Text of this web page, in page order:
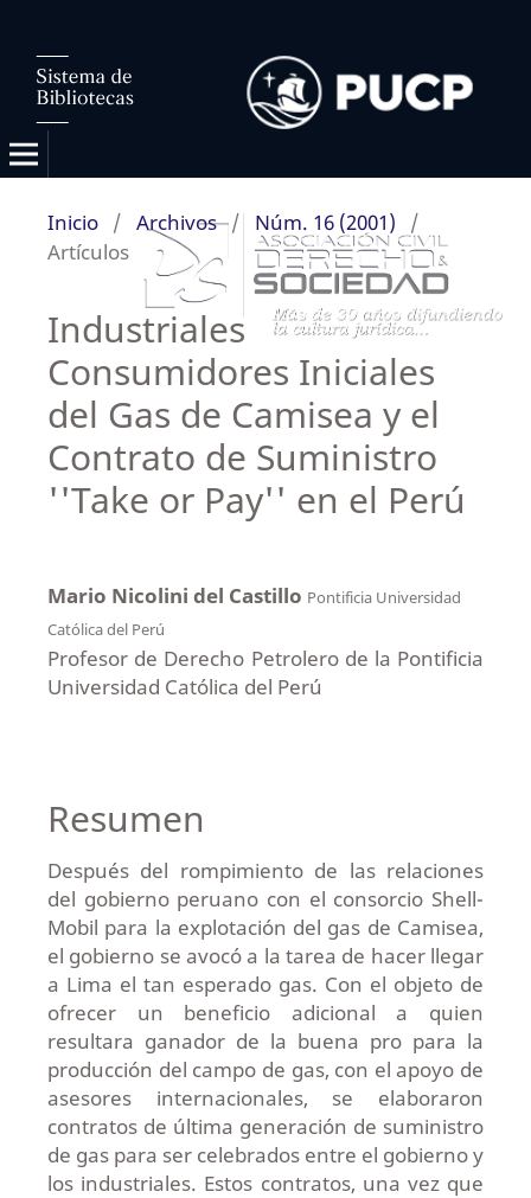
Inicio / Archivos / Núm. 16 (2001)
/
Artículos
Industriales
Consumidores Iniciales
del Gas de Camisea y el
Contrato de Suministro
''Take or Pay'' en el Perú
Mario Nicolini del Castillo Pontificia Universidad
Católica del Perú
Profesor de Derecho Petrolero de la Pontificia
Universidad Católica del Perú
Resumen
Después del rompimiento de las relaciones
del gobierno peruano con el consorcio Shell-
Mobil para la explotación del gas de Camisea,
el gobierno se avocó a la tarea de hacer llegar
a Lima el tan esperado gas. Con el objeto de
ofrecer un beneficio adicional a quien
resultara ganador de la buena pro para la
producción del campo de gas, con el apoyo de
asesores internacionales, se elaboraron
contratos de última generación de suministro
de gas para ser celebrados entre el gobierno y
los industriales. Estos contratos, una vez que